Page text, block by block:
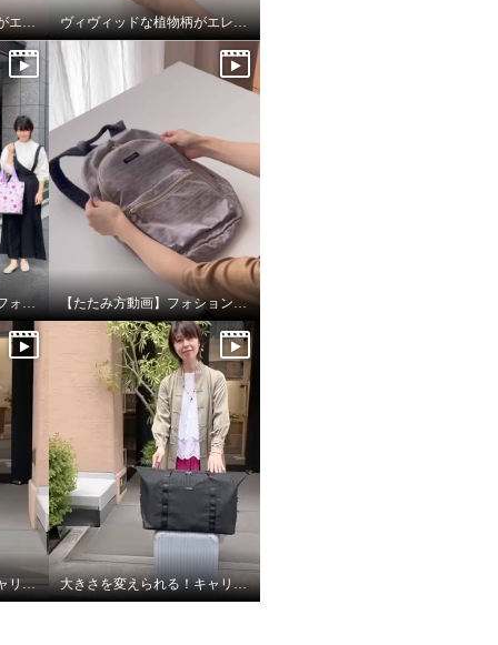
ワイルドストロベリー柄がエレガント！お薬手帳も入るマルチケース ヴィヴィッドな植物柄がエレガント！お薬手帳も入るマルチケース
底板付きが使いやすい、フォションポケッタブルマイバッグ 【たたみ方動画】フォション ジャガード織ポケッタブルマイリュック
大きさを変えられる！キャリーオンにも！フォションジャガード織生地使用のポケッタブルトートバッグ 大きさを変えられる！キャリーオンにも！フォションジャガード織生地使用のポケッタブルトートバッグ